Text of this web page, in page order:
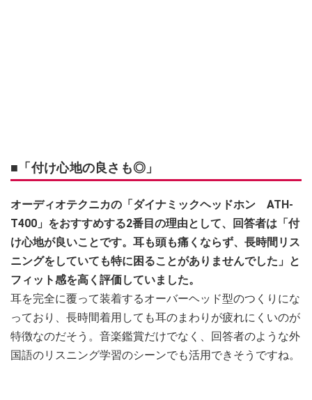
■「付け心地の良さも◎」
オーディオテクニカの「ダイナミックヘッドホン ATH-
T400」をおすすめする2番目の理由として、回答者は「付
け心地が良いことです。耳も頭も痛くならず、長時間リス
ニングをしていても特に困ることがありませんでした」と
フィット感を高く評価していました。
耳を完全に覆って装着するオーバーヘッド型のつくりにな
っており、長時間着用しても耳のまわりが疲れにくいのが
特徴なのだそう。音楽鑑賞だけでなく、回答者のような外
国語のリスニング学習のシーンでも活用できそうですね。